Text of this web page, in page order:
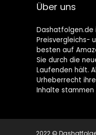
Über uns
Dashatfolgen.de
Preisvergleichs-
besten auf
Sie durch die
Laufenden hält.
Urheberrecht
Inhalte stammen
2022 ©